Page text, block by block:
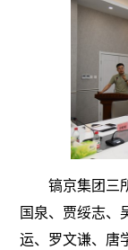
镐京集团三
国泉、贾绥志、
运、罗文谦、唐